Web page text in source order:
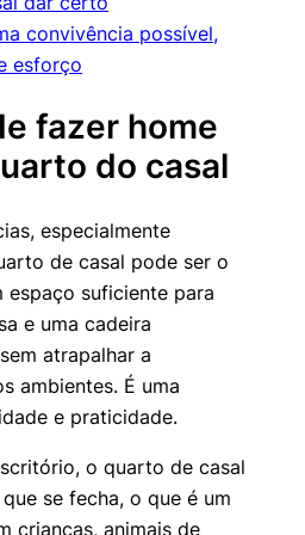
convivência possível,
esforço
fazer home
do casal
especialmente
de casal pode ser o
suficiente para
e uma cadeira
atrapalhar a
ambientes. É uma
e praticidade.
o quarto de casal
se fecha, o que é um
crianças, animais de